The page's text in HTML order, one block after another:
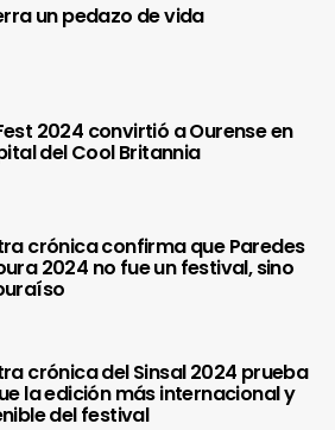
un pedazo de vida
2024 convirtió a Ourense en
del Cool Britannia
crónica confirma que Paredes
2024 no fue un festival, sino
crónica del Sinsal 2024 prueba
la edición más internacional y
del festival